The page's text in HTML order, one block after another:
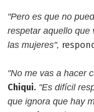
"Pero es que no
respetar aquello que
las mujeres",
"No me vas a hacer
Chiqui. "Es difícil
que ignora que hay